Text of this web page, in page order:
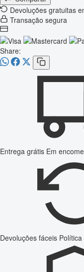
Devoluções gratuitas
Transação segura
Share:
Entrega grátis Em
Devoluções fáceis